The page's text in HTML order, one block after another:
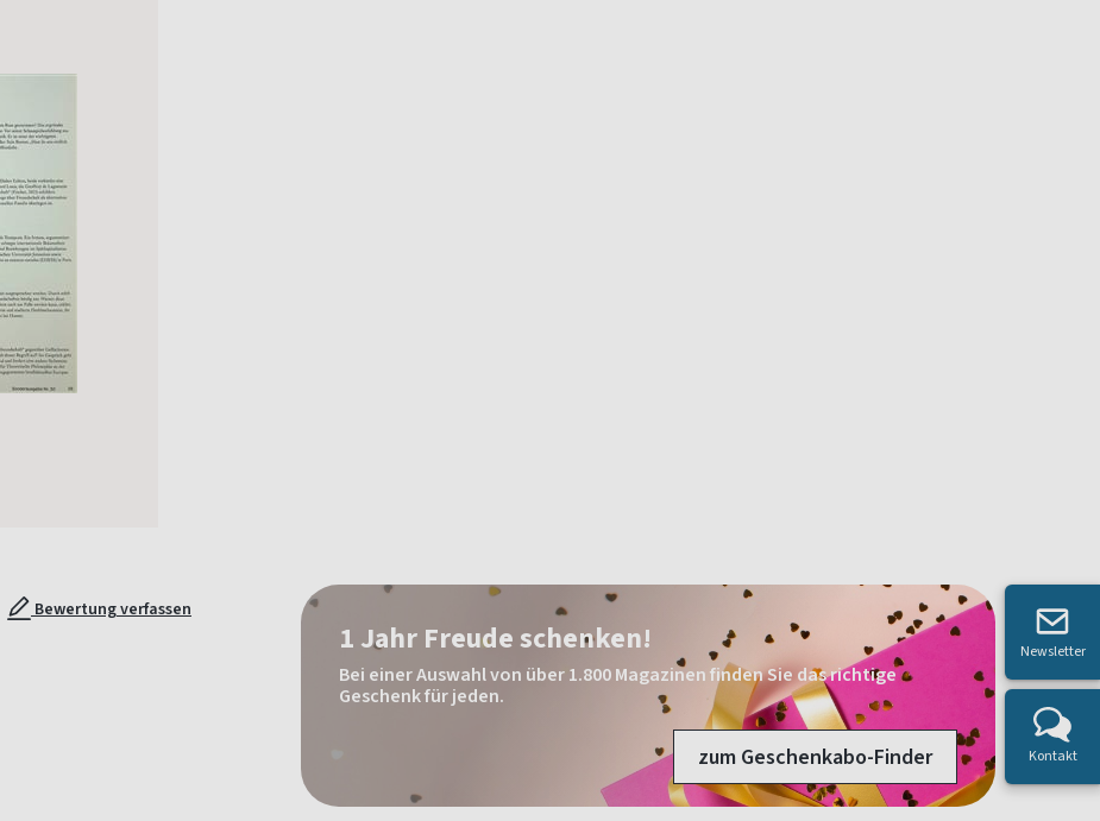
Bewertung verfassen
1 Jahr Freude schenken!
Bei einer Auswahl von über 1.800 Magazinen finden Sie das richtige
Geschenk für jeden.
zum Geschenkabo-Finder
Newsletter
Kontakt